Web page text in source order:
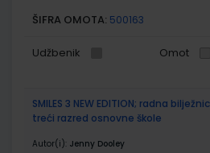
ŠIFRA OMOTA: 500163
Udžbenik Omot
SMILES 3 NEW EDITION; radna
treći razred osnovne škole
Autor(i): Jenny Dooley